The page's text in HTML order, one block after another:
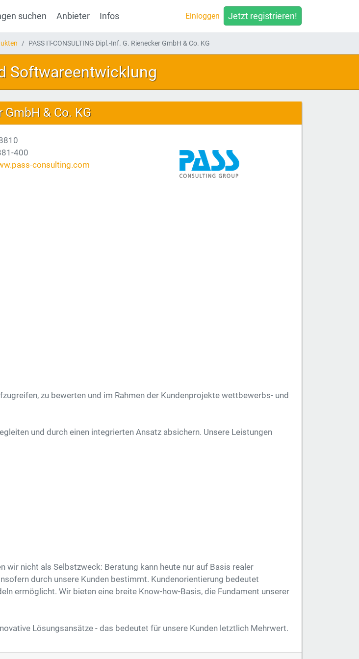
suchen Anbieter Infos Einloggen Jetzt registrieren!
PASS IT-CONSULTING Dipl.-Inf. G. Rienecker GmbH & Co. KG
Softwareentwicklung
GmbH & Co. KG
400
consulting.com
zu bewerten und im Rahmen der Kundenprojekte wettbewerbs- und
und durch einen integrierten Ansatz absichern. Unsere Leistungen
wir nicht als Selbstzweck: Beratung kann heute nur auf Basis realer
durch unsere Kunden bestimmt. Kundenorientierung bedeutet
ermöglicht. Wir bieten eine breite Know-how-Basis, die Fundament unserer
Lösungsansätze - das bedeutet für unsere Kunden letztlich Mehrwert.